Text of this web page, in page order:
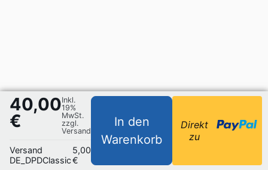
40,00
€
Inkl.
19%
MwSt.
zzgl.
Versand
Versand
DE_DPDClassic
5,00
€
In den
Warenkorb
Direkt
zu